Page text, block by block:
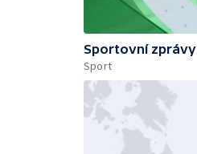
Sportovní zprávy
Sport